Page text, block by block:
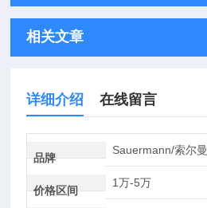
相关文章
详细介绍 在线留言
品牌
Sauermann/索尔曼
价格区间
1万-5万